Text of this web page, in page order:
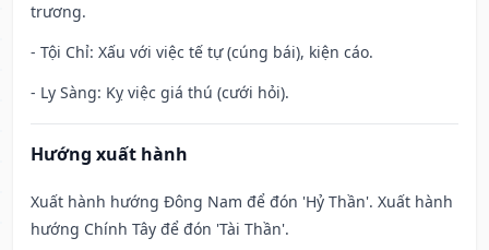
trương.
- Tội Chỉ: Xấu với việc tế tự (cúng bái), kiện cáo.
- Ly Sàng: Kỵ việc giá thú (cưới hỏi).
Hướng xuất hành
Xuất hành hướng Đông Nam để đón 'Hỷ Thần'. Xuất hành
hướng Chính Tây để đón 'Tài Thần'.